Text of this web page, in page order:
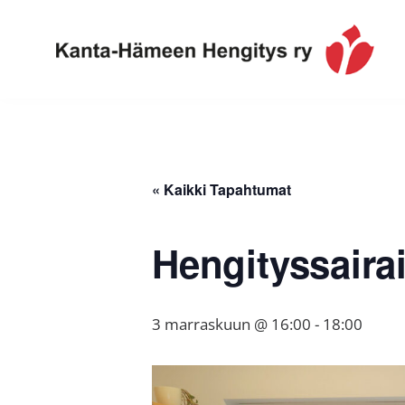
ensisijaiseen
valikkoon
pääsisältöön
alatunnisteeseen
Hengitys
keuhkosairaudet,
« Kaikki Tapahtumat
3 marraskuun @ 16:00 - 18:00